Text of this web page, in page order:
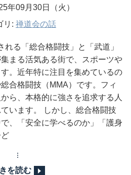
年09月30日（火）
リ: 禅道会の話
る「総合格闘技」と「武道」
まる活気ある街で、スポーツや
。近年特に注目を集めているの
合格闘技（MMA）です。フィ
ら、本格的に強さを追求する人
います。 しかし、総合格闘技
、「安全に学べるのか」「護身
を読む